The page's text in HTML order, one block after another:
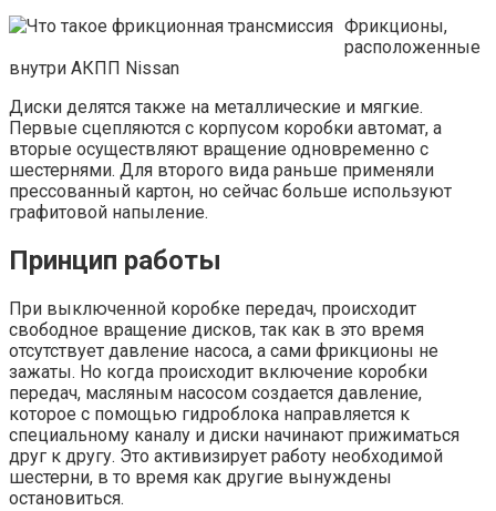
Фрикционы,
расположенные
внутри АКПП Nissan
Диски делятся также на металлические и мягкие.
Первые сцепляются с корпусом коробки автомат, а
вторые осуществляют вращение одновременно с
шестернями. Для второго вида раньше применяли
прессованный картон, но сейчас больше используют
графитовой напыление.
Принцип работы
При выключенной коробке передач, происходит
свободное вращение дисков, так как в это время
отсутствует давление насоса, а сами фрикционы не
зажаты. Но когда происходит включение коробки
передач, масляным насосом создается давление,
которое с помощью гидроблока направляется к
специальному каналу и диски начинают прижиматься
друг к другу. Это активизирует работу необходимой
шестерни, в то время как другие вынуждены
остановиться.